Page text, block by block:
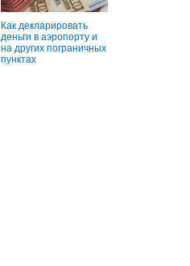
Как декларировать
деньги в аэропорту и
на других пограничных
пунктах